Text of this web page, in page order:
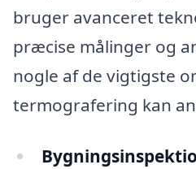
bruger avanceret
præcise målinger og
nogle af de vigtigste
termografering kan